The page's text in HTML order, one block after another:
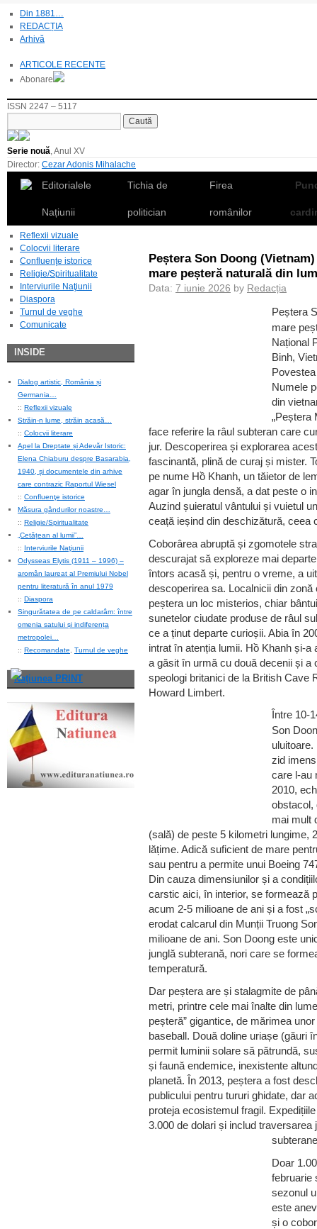
Din 1881…
REDACȚIA
Arhivă
ARTICOLE RECENTE
Abonare
ISSN 2247 – 5117
Serie nouă, Anul XV
Director: Cezar Adonis Mihalache
Editorialele
Națiunii
Tichia de
politician
Firea
românilor
Reflexii vizuale
Colocvii literare
Confluenţe istorice
Religie/Spiritualitate
Interviurile Naţiunii
Diaspora
Turnul de veghe
Comunicate
INSIDE
Dialog artistic, România și
Germania…
:: Reflexii vizuale
Străin-n lume, străin acasă…
:: Colocvii literare
Apel la Dreptate și Adevăr Istoric:
Elena Chiaburu despre Basarabia,
1940, și documentele din arhive
care contrazic Raportul Wiesel
:: Confluenţe istorice
Măsura gândurilor noastre…
:: Religie/Spiritualitate
„Cetățean al lumii”…
:: Interviurile Naţiunii
Odysseas Elytis (1911 – 1996) –
aromân laureat al Premiului Nobel
pentru literatură în anul 1979
:: Diaspora
Singurătatea de pe caldarâm: între
omenia satului și indiferența
metropolei…
:: Recomandate Turnul de veghe
Naţiunea PRINT
Peștera Son Doong
mare peșteră naturală din
Data: 7 iunie 2026 by Redacția
Peștera
mare
Național
Binh,
Numele
din
„Peștera
face referire la râul subteran care
jur. Descoperirea și explorarea
fascinantă, plină de curaj și mister.
pe nume Hồ Khanh, un tăietor de
agar în jungla densă, a dat peste o
Auzind șuieratul vântului și vuietul
ceață ieșind din deschizătură, ceea
Coborârea abruptă și zgomotele
descurajat să exploreze mai
întors acasă și, pentru o vreme, a
descoperirea sa. Localnicii din zonă
peștera un loc misterios, chiar
sunetelor ciudate produse de râul
ce a ținut departe curioșii. Abia în
intrat în atenția lumii. Hồ Khanh și-a
a găsit în urmă cu două decenii și a
speologi britanici de la British Cave
Howard Limbert.
Între 10-
Son
zid
care l-au
2010,
obstacol,
mai mult
(sală) de peste 5 kilometri lungime,
lățime. Adică suficient de mare
sau pentru a permite unui Boeing
Din cauza dimensiunilor și a
carstic aici, în interior, se formează
acum 2-5 milioane de ani și a fost
erodat calcarul din Munții Truong
milioane de ani. Son Doong este
junglă subterană, nori care se
temperatură.
Dar peștera are și stalagmite de
metri, printre cele mai înalte din
peșteră” gigantice, de mărimea
baseball. Două doline uriașe (găuri
permit luminii solare să pătrundă,
și faună endemice, inexistente
planetă. În 2013, peștera a fost
publicului pentru tururi ghidate, dar
proteja ecosistemul fragil.
3.000 de dolari și includ
Doar
februarie
sezonul
este
și o